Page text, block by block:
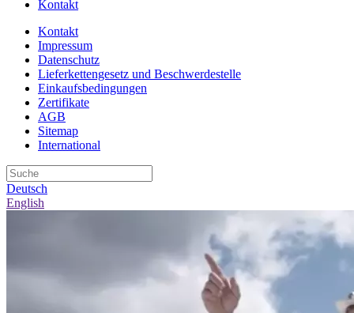
Kontakt
Kontakt
Impressum
Datenschutz
Lieferkettengesetz und Beschwerdestelle
Einkaufsbedingungen
Zertifikate
AGB
Sitemap
International
Deutsch
English